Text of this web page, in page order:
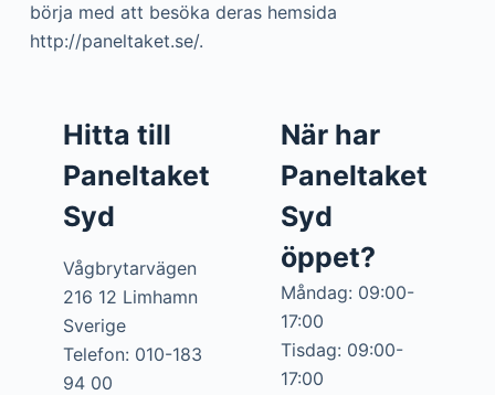
börja med att besöka deras hemsida
http://paneltaket.se/.
Hitta till
Paneltaket
Syd
Vågbrytarvägen
216 12 Limhamn
Sverige
Telefon: 010-183
94 00
När har
Paneltaket
Syd
öppet?
Måndag: 09:00-
17:00
Tisdag: 09:00-
17:00